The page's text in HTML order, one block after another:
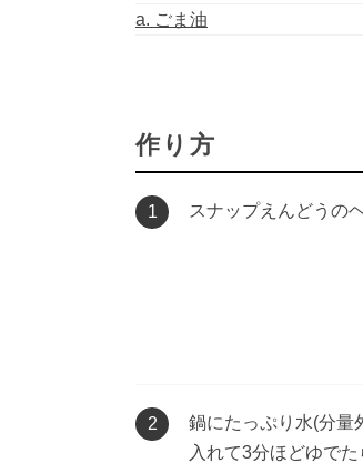
a. ごま油
作り方
1 スナップえんどうの
2
鍋にたっぷり水(分量
入れて3分ほどゆでた